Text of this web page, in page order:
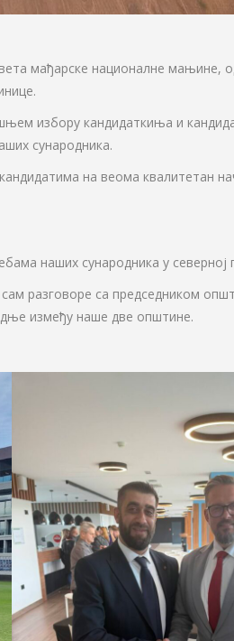
мађарске националне мањине,
избору кандидаткиња и
сународника.
на веома квалитетан
наших сународника у северној
разговоре са председником
између наше две општине.